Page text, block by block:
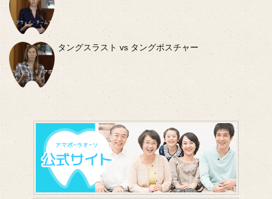
タングスラスト vs タングポスチャー